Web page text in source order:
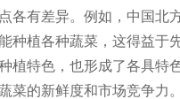
各有差异。例如，中国北
种植各种蔬菜，这得益
植特色，也形成了各具特
菜的新鲜度和市场竞争